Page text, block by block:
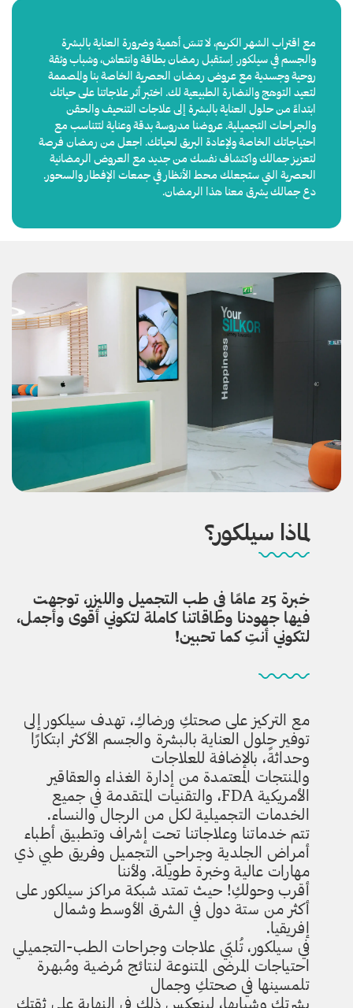
مع اقتراب الشهر الكريم، لا تنسَ أهمية وضرورة العناية بالبشرة
والجسم في سيلكور. اِستقبل رمضان بطاقة وانتعاش، وشباب وثقة
روحية وجسدية مع عروض رمضان الحصرية الخاصة بنا والمصممة
لتعيد التوهج والنضارة الطبيعية لك. اختبر أثر علاجاتنا على حياتك
ابتداءً من حلول العناية بالبشرة إلى علاجات التنحيف والحقن
والجراحات التجميلية. عروضنا مدروسة بدقة وعناية لتتناسب مع
احتياجاتك الخاصة ولإعادة البريق لحياتك. اجعل من رمضان فرصة
لتعزيز جمالك واكتشاف نفسك من جديد مع العروض الرمضانية
الحصرية التي ستجعلك محط الأنظار في جمعات الإفطار والسحور.
دع جمالك يشرق معنا هذا الرمضان.
لماذا سيلكور؟
خبرة 25 عامًا في طب التجميل والليزر، توجهت
فيها جهودنا وطاقاتنا كاملة لتكوني أقوى وأجمل،
لتكوني أنتِ كما تحبين!
مع التركيز على صحتكِ ورضاكِ، تهدف سيلكور إلى
توفير حلول العناية بالبشرة والجسم الأكثر ابتكارًا
وحداثةً، بالإضافة للعلاجات
والمنتجات المعتمدة من إدارة الغذاء والعقاقير
الأمريكية FDA، والتقنيات المتقدمة في جميع
الخدمات التجميلية لكل من الرجال والنساء.
تتم خدماتنا وعلاجاتنا تحت إشراف وتطبيق أطباء
أمراض الجلدية وجراحي التجميل وفريق طبي ذي
مهارات عالية وخبرة طويلة. ولأننا
أقرب وحولكِ! حيث تمتد شبكة مراكز سيلكور على
أكثر من ستة دول في الشرق الأوسط وشمال
إفريقيا.
في سيلكور، تُلبّي علاجات وجراحات الطب-التجميلي
احتياجات المرضى المتنوعة لنتائج مُرضية ومُبهرة
تلمسينها في صحتكِ وجمال
بشرتكِ وشبابها، لينعكس ذلك في النهاية على ثقتكِ